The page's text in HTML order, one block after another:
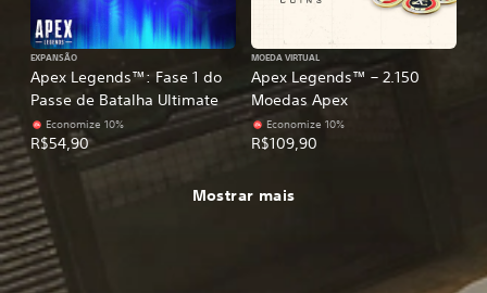
Apex Legends™: Fase 1 do
Passe de Batalha Ultimate
EXPANSÃO
Economize 10%
R$54,90
Apex Legends™ – 2.150
Moedas Apex
MOEDA VIRTUAL
Economize 10%
R$109,90
Mostrar mais